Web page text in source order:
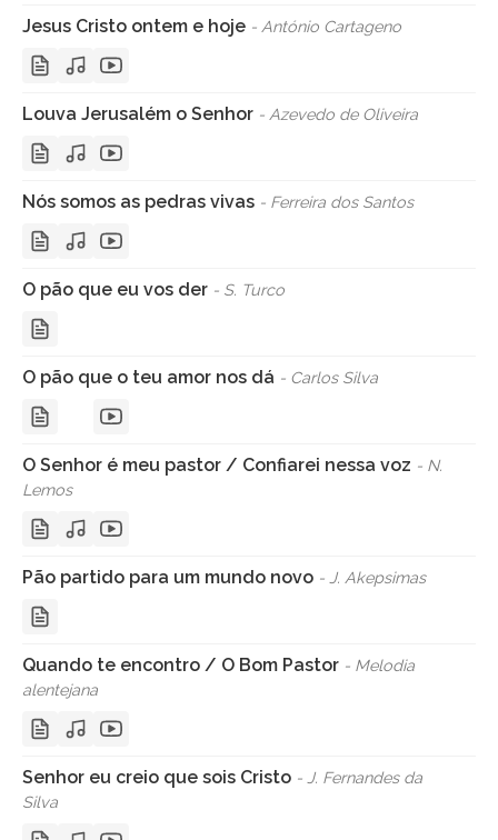
Jesus Cristo ontem e hoje - António Cartageno
Louva Jerusalém o Senhor - Azevedo de Oliveira
Nós somos as pedras vivas - Ferreira dos Santos
O pão que eu vos der - S. Turco
O pão que o teu amor nos dá - Carlos Silva
O Senhor é meu pastor / Confiarei nessa voz - N.
Lemos
Pão partido para um mundo novo - J. Akepsimas
Quando te encontro / O Bom Pastor - Melodia
alentejana
Senhor eu creio que sois Cristo - J. Fernandes da
Silva